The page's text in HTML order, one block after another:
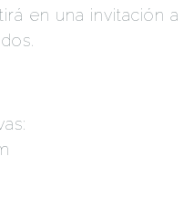
en una invitación a